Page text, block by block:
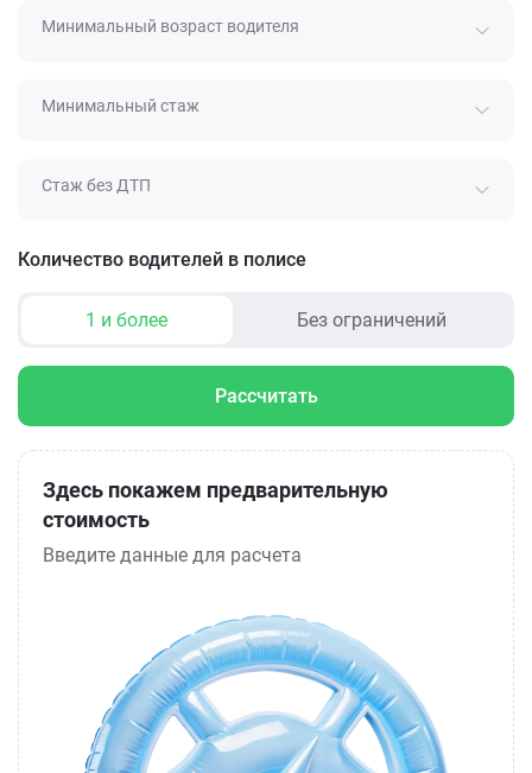
Минимальный возраст водителя
Минимальный стаж
Стаж без ДТП
Количество водителей в полисе
1 и более Без ограничений
Рассчитать
Здесь покажем предварительную
стоимость
Введите данные для расчета